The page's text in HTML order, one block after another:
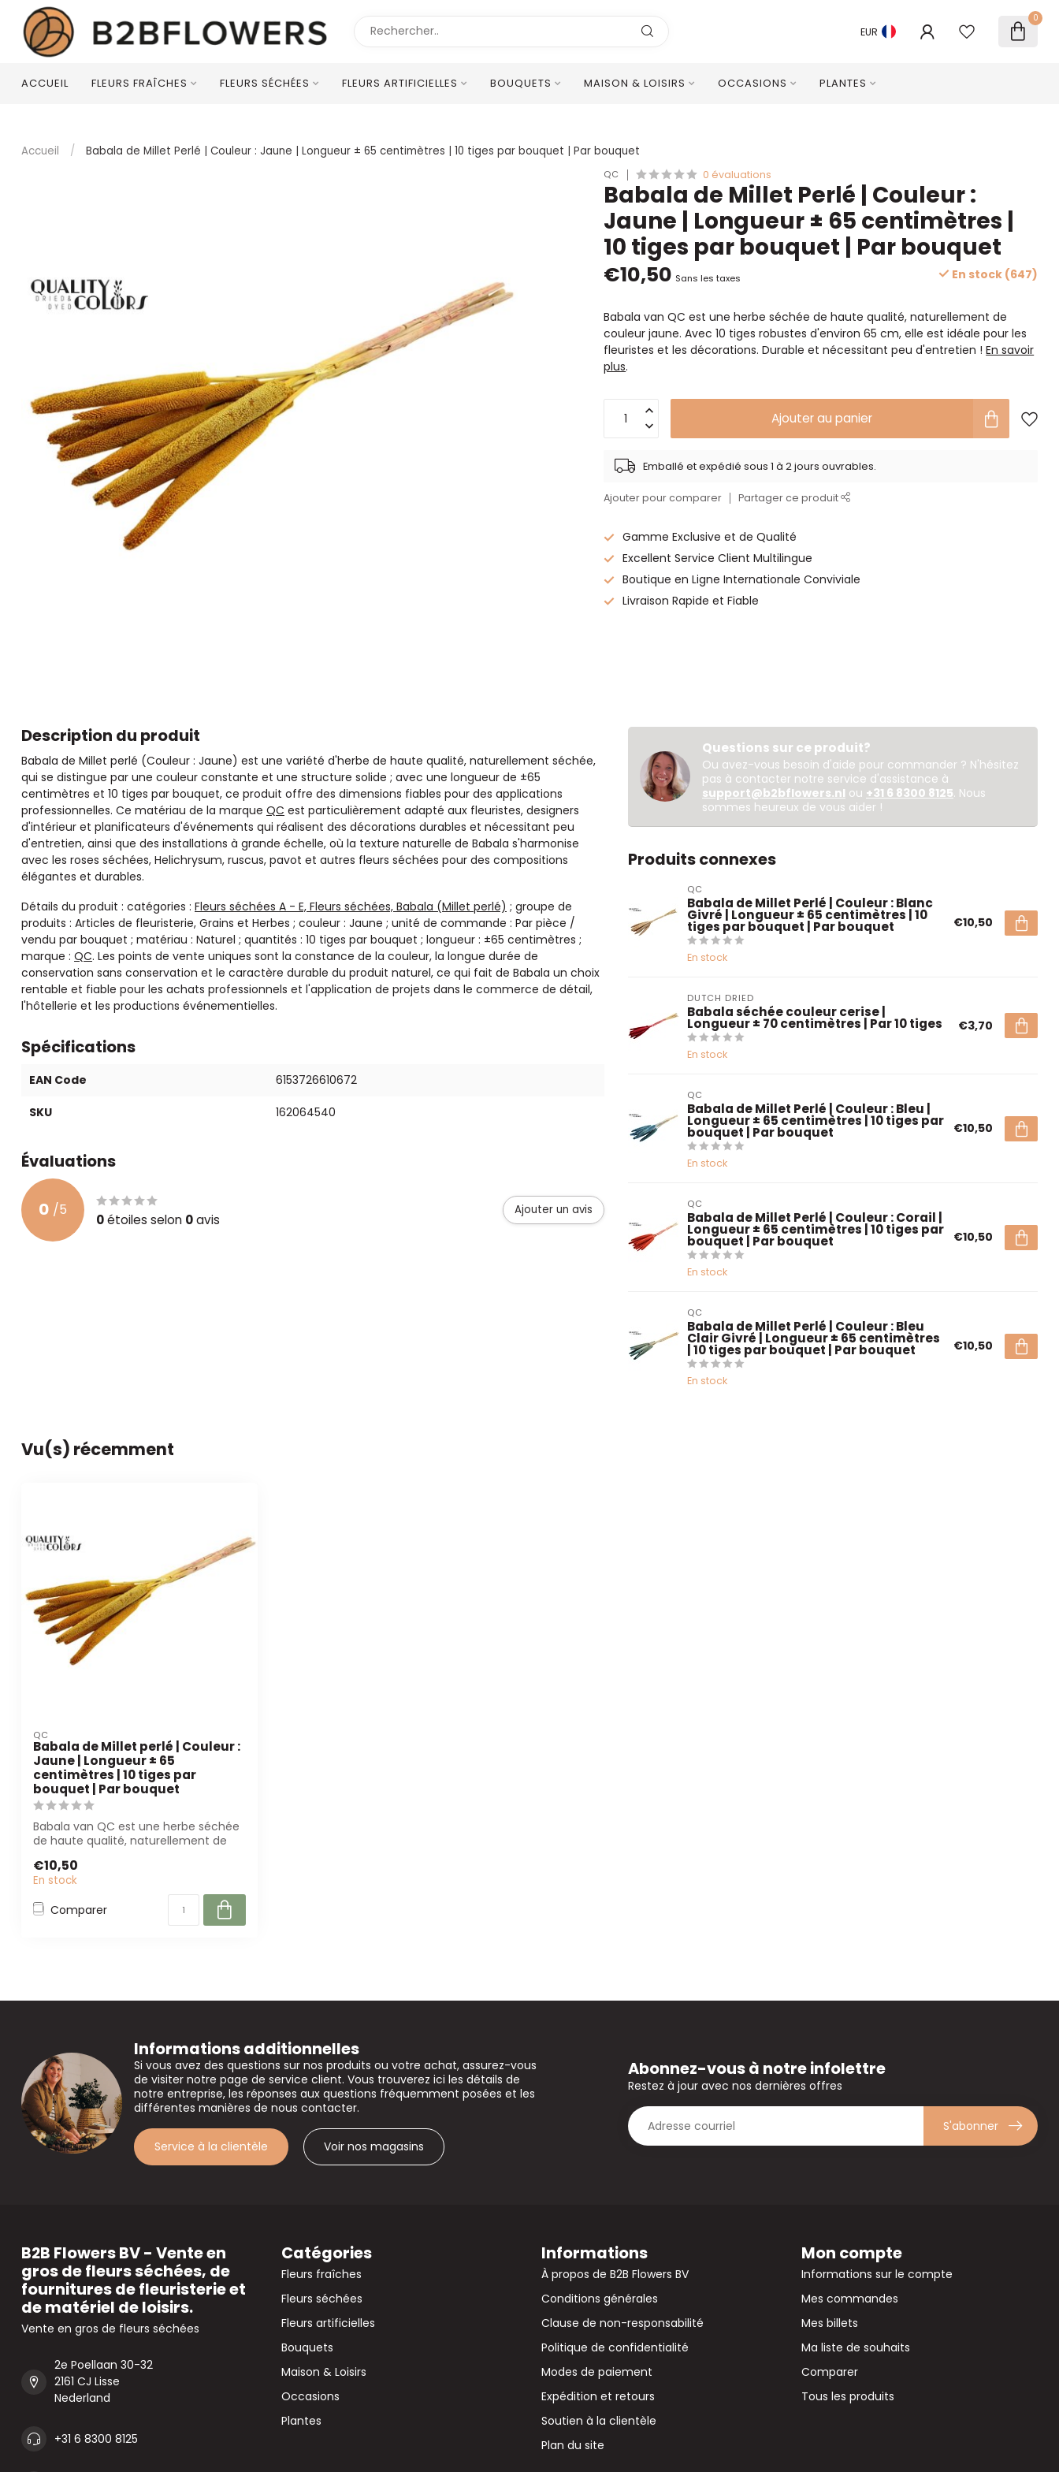
EUR
0
ACCUEIL FLEURS FRAÎCHES FLEURS SÉCHÉES FLEURS ARTIFICIELLES BOUQUETS MAISON & LOISIRS OCCASIONS PLANTES
Accueil / Babala de Millet Perlé | Couleur : Jaune | Longueur ± 65 centimètres | 10 tiges par bouquet | Par bouquet
QC 0 évaluations
Babala de Millet Perlé | Couleur :
Jaune | Longueur ± 65 centimètres |
10 tiges par bouquet | Par bouquet
€10,50 Sans les taxes En stock (647)
Babala van QC est une herbe séchée de haute qualité, naturellement de
couleur jaune. Avec 10 tiges robustes d'environ 65 cm, elle est idéale pour les
fleuristes et les décorations. Durable et nécessitant peu d'entretien !En savoir
plus.
Ajouter au panier
Emballé et expédié sous 1 à 2 jours ouvrables.
Ajouter pour comparer Partager ce produit
Gamme Exclusive et de Qualité
Excellent Service Client Multilingue
Boutique en Ligne Internationale Conviviale
Livraison Rapide et Fiable
Description du produit
Babala de Millet perlé (Couleur : Jaune) est une variété d'herbe de haute qualité, naturellement séchée,
qui se distingue par une couleur constante et une structure solide ; avec une longueur de ±65
centimètres et 10 tiges par bouquet, ce produit offre des dimensions fiables pour des applications
professionnelles. Ce matériau de la marque QC est particulièrement adapté aux fleuristes, designers
d'intérieur et planificateurs d'événements qui réalisent des décorations durables et nécessitant peu
d'entretien, ainsi que des installations à grande échelle, où la texture naturelle de Babala s'harmonise
avec les roses séchées, Helichrysum, ruscus, pavot et autres fleurs séchées pour des compositions
élégantes et durables.
Détails du produit : catégories : Fleurs séchées A - E, Fleurs séchées, Babala (Millet perlé) ; groupe de
produits : Articles de fleuristerie, Grains et Herbes ; couleur : Jaune ; unité de commande : Par pièce /
vendu par bouquet ; matériau : Naturel ; quantités : 10 tiges par bouquet ; longueur : ±65 centimètres ;
marque : QC. Les points de vente uniques sont la constance de la couleur, la longue durée de
conservation sans conservation et le caractère durable du produit naturel, ce qui fait de Babala un choix
rentable et fiable pour les achats professionnels et l'application de projets dans le commerce de détail,
l'hôtellerie et les productions événementielles.
Spécifications
EAN Code 6153726610672
SKU 162064540
Évaluations
0 /5
0étoiles selon 0avis
Ajouter un avis
Questions sur ce produit?
Ou avez-vous besoin d'aide pour commander ? N'hésitez
pas à contacter notre service d'assistance à
support@b2bflowers.nl ou +31 6 8300 8125. Nous
sommes heureux de vous aider !
Produits connexes
QC
Babala de Millet Perlé | Couleur : Blanc
Givré | Longueur ± 65 centimètres | 10
tiges par bouquet | Par bouquet
En stock
€10,50
DUTCH DRIED
Babala séchée couleur cerise |
Longueur ± 70 centimètres | Par 10 tiges
En stock
€3,70
QC
Babala de Millet Perlé | Couleur : Bleu |
Longueur ± 65 centimètres | 10 tiges par
bouquet | Par bouquet
En stock
€10,50
QC
Babala de Millet Perlé | Couleur : Corail |
Longueur ± 65 centimètres | 10 tiges par
bouquet | Par bouquet
En stock
€10,50
QC
Babala de Millet Perlé | Couleur : Bleu
Clair Givré | Longueur ± 65 centimètres
| 10 tiges par bouquet | Par bouquet
En stock
€10,50
Vu(s) récemment
QC
Babala de Millet perlé | Couleur :
Jaune | Longueur ± 65
centimètres | 10 tiges par
bouquet | Par bouquet
Babala van QC est une herbe séchée
de haute qualité, naturellement de
€10,50
En stock
Comparer
Informations additionnelles
Si vous avez des questions sur nos produits ou votre achat, assurez-vous
de visiter notre page de service client. Vous trouverez ici les détails de
notre entreprise, les réponses aux questions fréquemment posées et les
différentes manières de nous contacter.
Service à la clientèle Voir nos magasins
Abonnez-vous à notre infolettre
Restez à jour avec nos dernières offres
S'abonner
B2B Flowers BV - Vente en
gros de fleurs séchées, de
fournitures de fleuristerie et
de matériel de loisirs.
Vente en gros de fleurs séchées
2e Poellaan 30-32
2161 CJ Lisse
Nederland
+31 6 8300 8125
Catégories
Fleurs fraîches
Fleurs séchées
Fleurs artificielles
Bouquets
Maison & Loisirs
Occasions
Plantes
Informations
À propos de B2B Flowers BV
Conditions générales
Clause de non-responsabilité
Politique de confidentialité
Modes de paiement
Expédition et retours
Soutien à la clientèle
Plan du site
Mon compte
Informations sur le compte
Mes commandes
Mes billets
Ma liste de souhaits
Comparer
Tous les produits